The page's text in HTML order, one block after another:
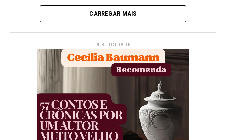
CARREGAR MAIS
PUBLICIDADE